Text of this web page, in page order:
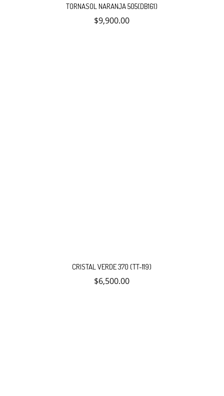
TORNASOL NARANJA 505(DB161)
$9,900.00
CRISTAL VERDE 370 (TT-119)
$6,500.00